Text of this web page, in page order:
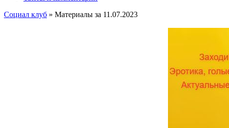
Социал клуб » Материалы за 11.07.2023